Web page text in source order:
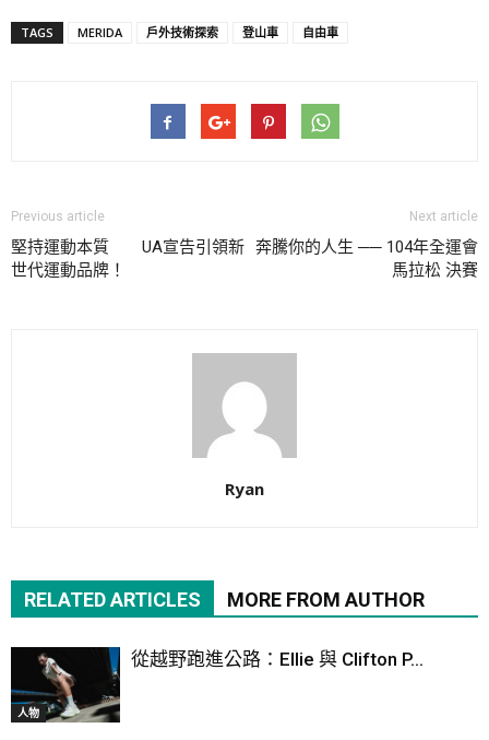
TAGS MERIDA 戶外技術探索 登山車 自由車
Previous article
堅持運動本質 UA宣告引領新
世代運動品牌！
Next article
奔騰你的人生 ── 104年全運會
馬拉松 決賽
Ryan
RELATED ARTICLES MORE FROM AUTHOR
人物
從越野跑進公路：Ellie 與 Clifton P...